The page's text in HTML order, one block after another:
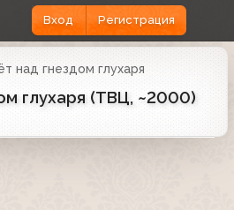
Вход Регистрация
над гнездом глухаря
глухаря (ТВЦ, ~2000)